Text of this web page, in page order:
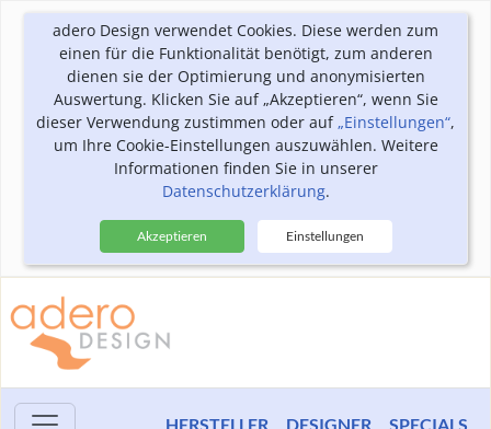
adero Design verwendet Cookies. Diese werden zum
einen für die Funktionalität benötigt, zum anderen
dienen sie der Optimierung und anonymisierten
Auswertung. Klicken Sie auf „Akzeptieren“, wenn Sie
dieser Verwendung zustimmen oder auf„Einstellungen“,
um Ihre Cookie-Einstellungen auszuwählen. Weitere
Informationen finden Sie in unserer
Datenschutzerklärung.
Akzeptieren Einstellungen
HERSTELLER DESIGNER SPECIALS